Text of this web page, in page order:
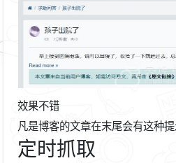
效果不错
凡是博客的文章在末尾会有这种提
定时抓取